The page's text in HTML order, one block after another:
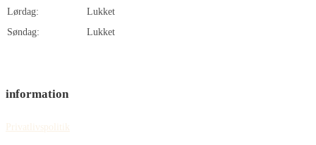
Lørdag:
Lukket
Søndag:
Lukket
information
Privatlivspolitik